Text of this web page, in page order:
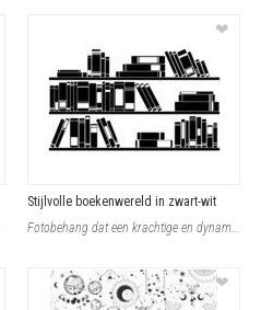
❤
Stijlvolle boekenwereld in zwart-wit
Fotobehang dat een krachtige en dynamische sfeer brengt met zijn zwart-witte sil
❤